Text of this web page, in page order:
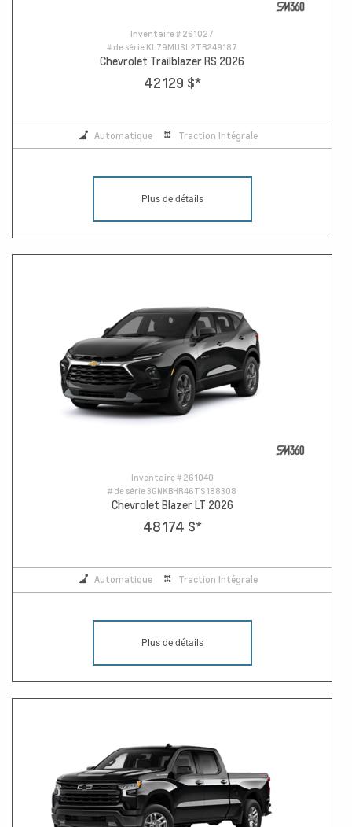
Inventaire # 261027
# de série KL79MUSL2TB249187
Chevrolet Trailblazer RS 2026
42 129 $*
Automatique Traction Intégrale
Plus de détails
Inventaire # 261040
# de série3GNKBHR46TS188308
Chevrolet Blazer LT 2026
48 174 $*
Automatique Traction Intégrale
Plus de détails